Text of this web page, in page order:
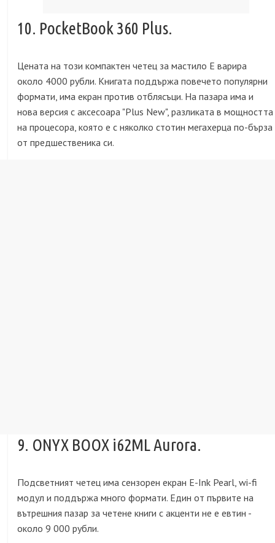
10. PocketBook 360 Plus.
Цената на този компактен четец за мастило E варира
около 4000 рубли. Книгата поддържа повечето популярни
формати, има екран против отблясъци. На пазара има и
нова версия с аксесоара "Plus New", разликата в мощността
на процесора, която е с няколко стотин мегахерца по-бърза
от предшественика си.
9. ONYX BOOX i62ML Aurora.
Подсветният четец има сензорен екран E-Ink Pearl, wi-fi
модул и поддържа много формати. Един от първите на
вътрешния пазар за четене книги с акценти не е евтин -
около 9 000 рубли.